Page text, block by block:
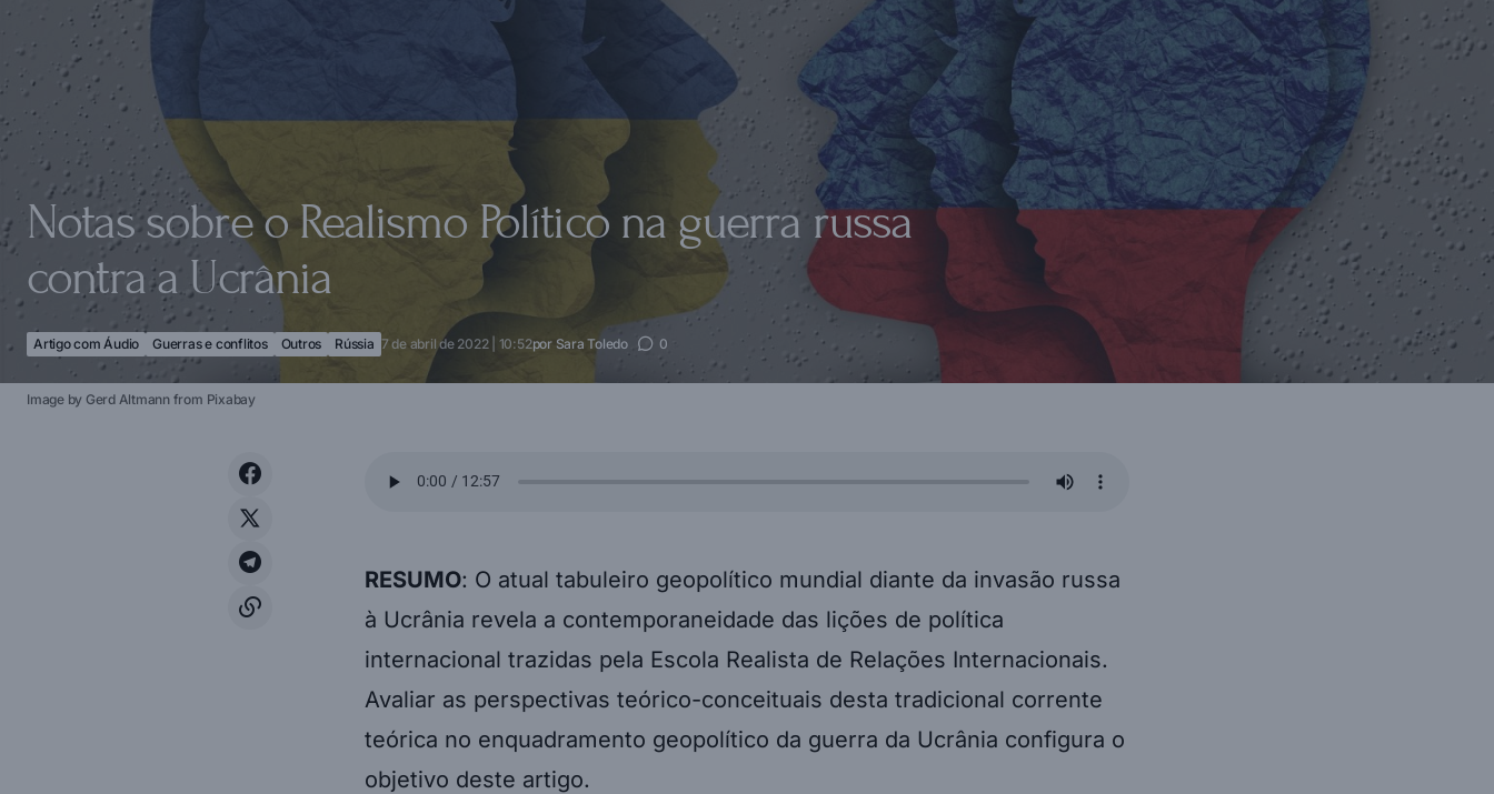
Notas sobre o Realismo Político na guerra russa
contra a Ucrânia
Artigo com Áudio Guerras e conflitos Outros Rússia 7 de abril de 2022 | 10:52por Sara Toledo 0
Image by Gerd Altmann from Pixabay
RESUMO: O atual tabuleiro geopolítico mundial diante da invasão russa
à Ucrânia revela a contemporaneidade das lições de política
internacional trazidas pela Escola Realista de Relações Internacionais.
Avaliar as perspectivas teórico-conceituais desta tradicional corrente
teórica no enquadramento geopolítico da guerra da Ucrânia configura o
objetivo deste artigo.